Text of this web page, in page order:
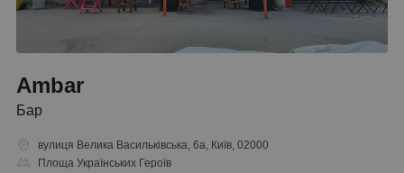
Ambar
Бар
вулиця Велика Васильківська, 6а, Київ, 02000
Площа Українських Героїв